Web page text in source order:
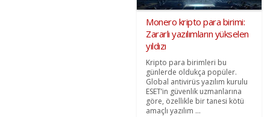
Monero kripto para birimi:
Zararlı yazılımların yükselen
yıldızı
Kripto para birimleri bu
günlerde oldukça popüler.
Global antivirüs yazılım kurulu
ESET’in güvenlik uzmanlarına
göre, özellikle bir tanesi kötü
amaçlı yazılım ...